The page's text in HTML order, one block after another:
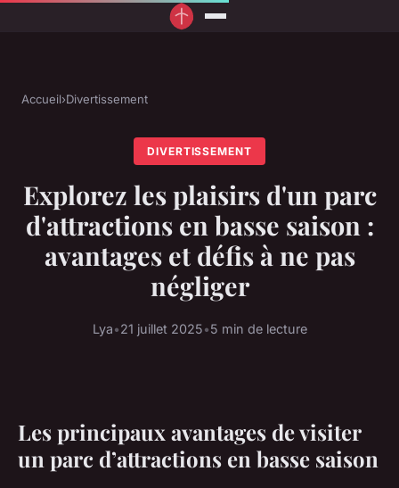
Accueil›Divertissement
DIVERTISSEMENT
Explorez les plaisirs d'un parc
d'attractions en basse saison :
avantages et défis à ne pas
négliger
Lya•21 juillet 2025•5 min de lecture
Les principaux avantages de visiter
un parc d’attractions en basse saison